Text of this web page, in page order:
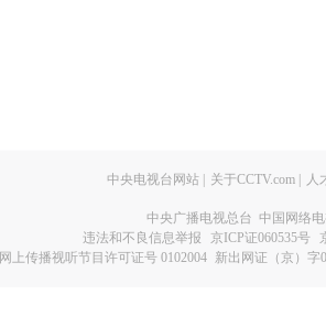
中央电视台网站 关于CCTV.com 人
中央广播电视总台 中国网络
违法和不良信息举报
京ICP证060535号
网上传播视听节目许可证号 0102004 新出网证（京）